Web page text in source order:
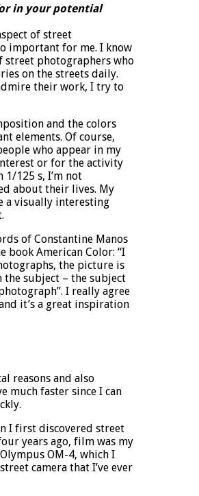
in your potential
of street
important for me. I know
street photographers who
on the streets daily.
their work, I try to
and the colors
elements. Of course,
who appear in my
or for the activity
125 s, I’m not
about their lives. My
a visually interesting
of Constantine Manos
book American Color: “I
the picture is
subject – the subject
I really agree
it’s a great inspiration
reasons and also
much faster since I can
I first discovered street
years ago, film was my
OM-4, which I
camera that I’ve ever